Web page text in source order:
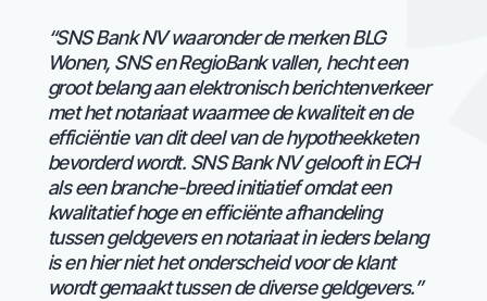
“SNS Bank NV waaronder de merken BLG
Wonen, SNS en RegioBank vallen, hecht een
groot belang aan elektronisch berichtenverkeer
met het notariaat waarmee de kwaliteit en de
efficiëntie van dit deel van de hypotheekketen
bevorderd wordt. SNS Bank NV gelooft in ECH
als een branche-breed initiatief omdat een
kwalitatief hoge en efficiënte afhandeling
tussen geldgevers en notariaat in ieders belang
is en hier niet het onderscheid voor de klant
wordt gemaakt tussen de diverse geldgevers.”